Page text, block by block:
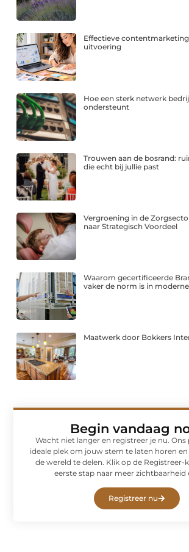
Effectieve
uitvoering
Hoe een sterk netwerk
ondersteunt
Trouwen aan de bosrand:
die echt bij jullie past
Vergroening in de
naar Strategisch Voordeel
Waarom gecertificeerde
vaker de norm is in
Maatwerk door Bokkers
Begin vandaag
Wacht niet langer en registreer je nu.
ideale plek om jouw stem te laten horen
de wereld te delen. Klik op de Registreer-
eerste stap naar meer zichtbaarheid
Registreer nu